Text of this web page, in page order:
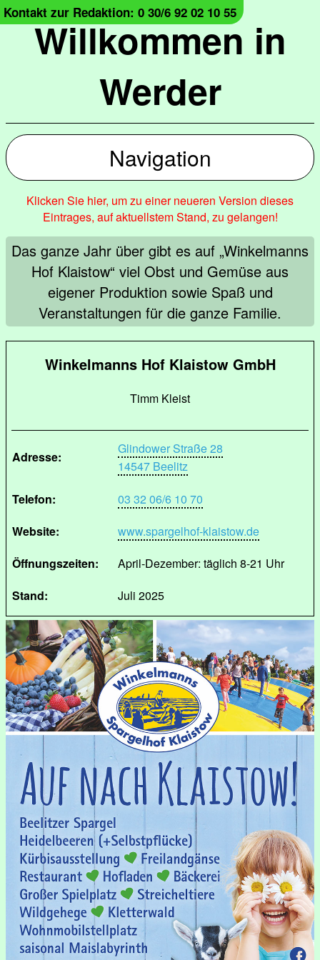
Willkommen in
Werder
Kontakt zur Redaktion: 0 30/6 92 02 10 55
Navigation
Klicken Sie hier, um zu einer neueren Version dieses
Eintrages, auf aktuellstem Stand, zu gelangen!
Das ganze Jahr über gibt es auf „Winkelmanns
Hof Klaistow“ viel Obst und Gemüse aus
eigener Produktion sowie Spaß und
Veranstaltungen für die ganze Familie.
Winkelmanns Hof Klaistow GmbH
Timm Kleist
Adresse:
Glindower Straße 28
14547 Beelitz
Telefon:
03 32 06/6 10 70
Website:
www.spargelhof-klaistow.de
Öffnungszeiten:
April-Dezember: täglich 8-21 Uhr
Stand:
Juli 2025